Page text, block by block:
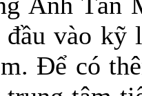
đầu vào
Để có